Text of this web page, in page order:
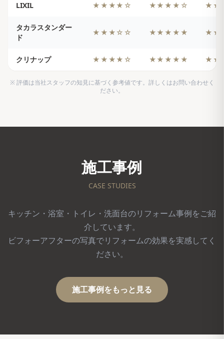
LIXIL ★★★★☆ ★★★★☆
タカラスタンダー
ド
★★★☆☆ ★★★★★
クリナップ ★★★★☆ ★★★★★
※ 評価は当社スタッフの知見に基づく参考値です。詳しくはお問い合わせく
ださい。
施工事例
CASE STUDIES
キッチン・浴室・トイレ・洗面台のリフォーム事例をご紹
介しています。
ビフォーアフターの写真でリフォームの効果を実感してく
ださい。
施工事例をもっと見る